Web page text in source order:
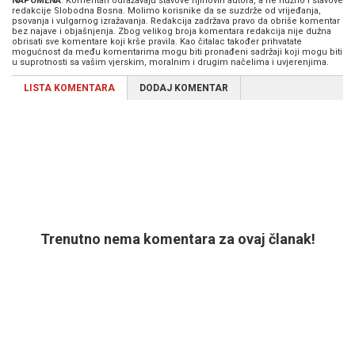
redakcije Slobodna Bosna. Molimo korisnike da se suzdrže od vrijeđanja,
psovanja i vulgarnog izražavanja. Redakcija zadržava pravo da obriše komentar
bez najave i objašnjenja. Zbog velikog broja komentara redakcija nije dužna
obrisati sve komentare koji krše pravila. Kao čitalac također prihvatate
mogućnost da među komentarima mogu biti pronađeni sadržaji koji mogu biti
u suprotnosti sa vašim vjerskim, moralnim i drugim načelima i uvjerenjima.
LISTA KOMENTARA DODAJ KOMENTAR
Trenutno nema komentara za ovaj članak!